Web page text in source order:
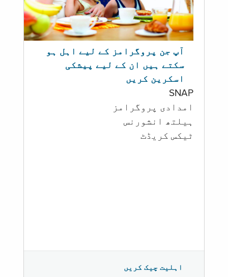
آپ جن پروگرامز کے لیے اہل ہو
سکتے ہیں ان کے لیے پیشکی
اسکرین کریں
SNAP
امدادی پروگرامز
‏ہیلتھ انشورنس
ٹیکس کریڈٹ
اہلیت چیک کریں